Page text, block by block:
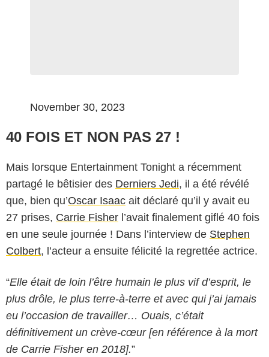
November 30, 2023
40 FOIS ET NON PAS 27 !
Mais lorsque Entertainment Tonight a récemment
partagé le bêtisier des Derniers Jedi, il a été révélé
que, bien qu’Oscar Isaac ait déclaré qu’il y avait eu
27 prises, Carrie Fisher l’avait finalement giflé 40 fois
en une seule journée ! Dans l’interview de Stephen
Colbert, l’acteur a ensuite félicité la regrettée actrice.
“Elle était de loin l’être humain le plus vif d’esprit, le
plus drôle, le plus terre-à-terre et avec qui j’ai jamais
eu l’occasion de travailler… Ouais, c’était
définitivement un crève-cœur [en référence à la mort
de Carrie Fisher en 2018].”